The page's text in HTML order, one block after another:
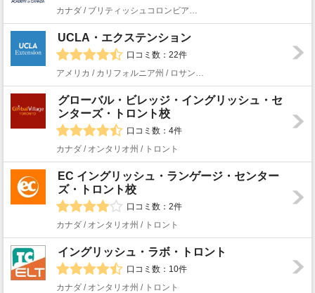
カナダ / ブリティッシュコロンビア州 / バンクーバー
UCLA・エクステンション
口コミ数：22件
アメリカ / カリフォルニア州 / ロサンゼルス
グローバル・ビレッジ・イングリッシュ・セ
ンターズ・トロント校
口コミ数：4件
カナダ / オンタリオ州 / トロント
EC イングリッシュ・ランゲージ・センター
ズ・トロント校
口コミ数：2件
カナダ / オンタリオ州 / トロント
イングリッシュ・ラボ・トロント
口コミ数：10件
カナダ / オンタリオ州 / トロント